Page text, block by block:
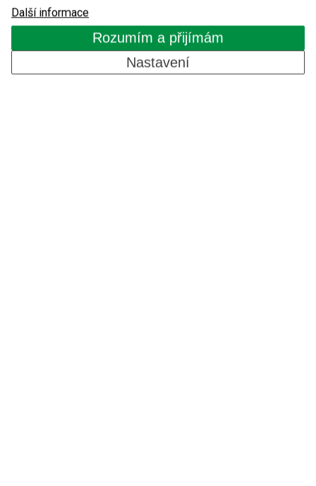
IČO: 29248574
DIČ: CZ29248574
Bankovní spojení: ČSOB č.ú.240270552/0300
Spisová značka: C 68261 vedená u Krajského
Další informace
Rozumím a přijímám
Nastavení